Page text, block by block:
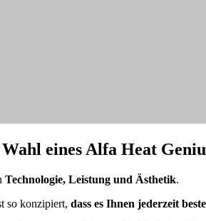
eines Alfa Heat
Technologie, Leistung und Ästhetik.
so konzipiert,dass es Ihnen jederzeit